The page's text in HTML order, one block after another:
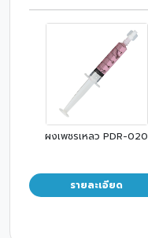
ผงเพชรเหลว PDR-020
รายละเอียด